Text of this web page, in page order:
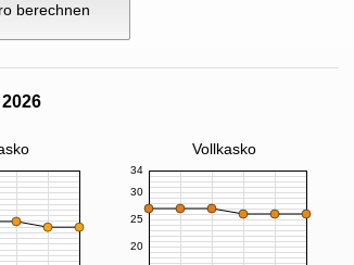
berechnen
Vollkasko
20
25
30
34